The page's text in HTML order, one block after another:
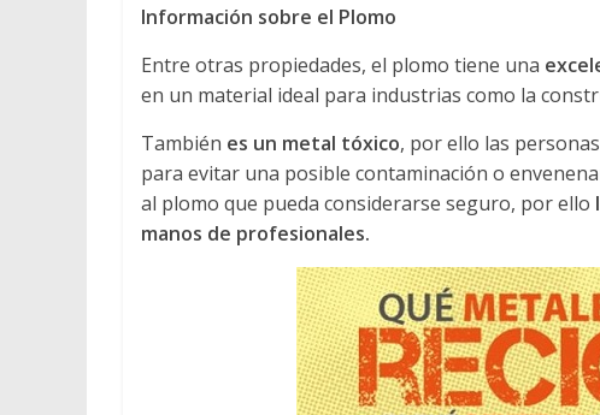
Información sobre el Plomo
Entre otras propiedades, el plomo tiene una
en un material ideal para industrias como la
También es un metal tóxico, por ello las
para evitar una posible contaminación o
al plomo que pueda considerarse seguro, por ello
manos de profesionales.